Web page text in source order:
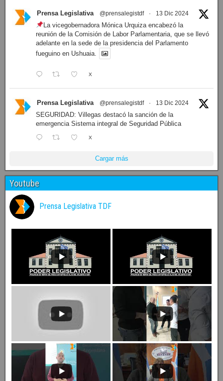
Prensa Legislativa @prensalegistdf · 13 Dic 2024
La vicegobernadora Mónica Urquiza encabezó la
reunión de la Comisión de Labor Parlamentaria, que se llevó
adelante en la sede de la presidencia del Parlamento
fueguino en Ushuaia.
X
Prensa Legislativa @prensalegistdf · 13 Dic 2024
SEGURIDAD: Villegas destacó la sanción de la
emergencia Sistema integral de Seguridad Pública
X
Cargar más
Youtube
Prensa Legislativa TDF